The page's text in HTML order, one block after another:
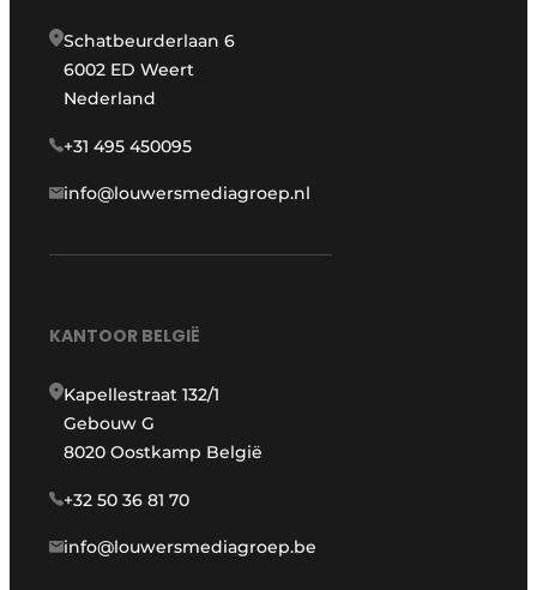
Schatbeurderlaan 6
6002 ED Weert
Nederland
+31 495 450095
info@louwersmediagroep.nl
KANTOOR BELGIË
Kapellestraat 132/1
Gebouw G
8020 Oostkamp België
+32 50 36 81 70
info@louwersmediagroep.be